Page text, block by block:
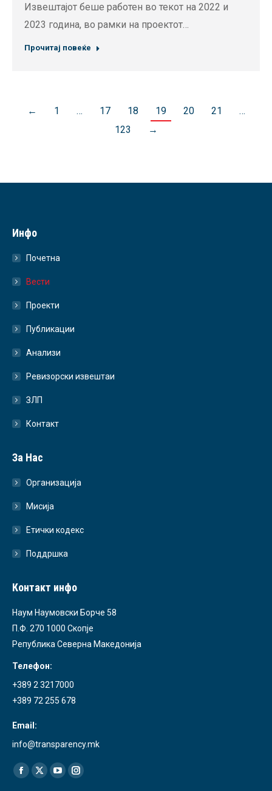
Извештајот беше работен во текот на 2022 и
2023 година, во рамки на проектот…
Прочитај повеќе
← 1 … 17 18 19 20 21
…
123
→
Инфо
Почетна
Вести
Проекти
Публикации
Анализи
Ревизорски извештаи
ЗЛП
Контакт
За Нас
Организација
Мисија
Етички кодекс
Поддршка
Контакт инфо
Наум Наумовски Борче 58
П.Ф. 270 1000 Скопје
Република Северна Македонија
Телефон:
+389 2 3217000
+389 72 255 678
Email:
info@transparency.mk
Find us on:
Facebook
X
YouTubeInstagram